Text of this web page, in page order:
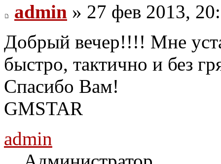
admin » 27 фев 2013,
Добрый вечер!!!! Мне
быстро, тактично и без
Спасибо Вам!
GMSTAR
admin